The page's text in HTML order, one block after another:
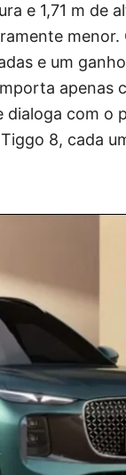
e 1,71 m de
e um
apenas
dialoga com o
8, cada